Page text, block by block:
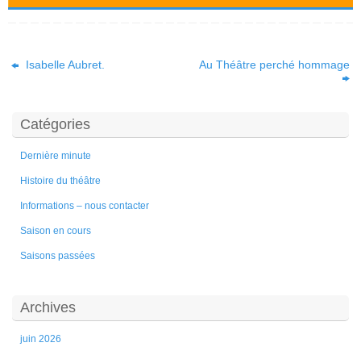
Isabelle Aubret. Au Théâtre perché hommage
Catégories
Dernière minute
Histoire du théâtre
Informations – nous contacter
Saison en cours
Saisons passées
Archives
juin 2026